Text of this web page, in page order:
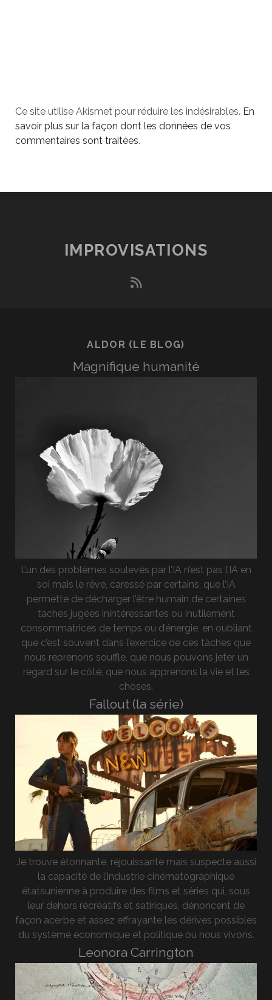
Ce site utilise Akismet pour réduire les indésirables. En
savoir plus sur la façon dont les données de vos
commentaires sont traitées.
IMPROVISATIONS
rss
ALDOR (LE BLOG)
Magnifique humanité
L’un des problèmes soulevés par l’IA n’est pas l’IA en
soi mais le rêve, caressé par certains, que l’IA
permette de décharger l’être humain de certaines
taches jugées inintéressantes ou inutilement
consommatrices de temps ou d’énergie, en oubliant
que c’est souvent dans l’exercice de ces tâches que
nous reprenons souffle, que nous pouvons jeter un
regard sur le côté, que nous apprenons la vie et les
choses.
Fallout (la série)
Je trouve étonnante, réjouissante mais suspecte aussi
la capacité de l’industrie cinématographique
étatsunienne à produire des films et séries qui, sous
leur dehors récréatifs et satiriques, dénoncent de
façon acerbe et assez effrayante les dérives possibles
du système économique et politique où nous vivons.
Leonora Carrington